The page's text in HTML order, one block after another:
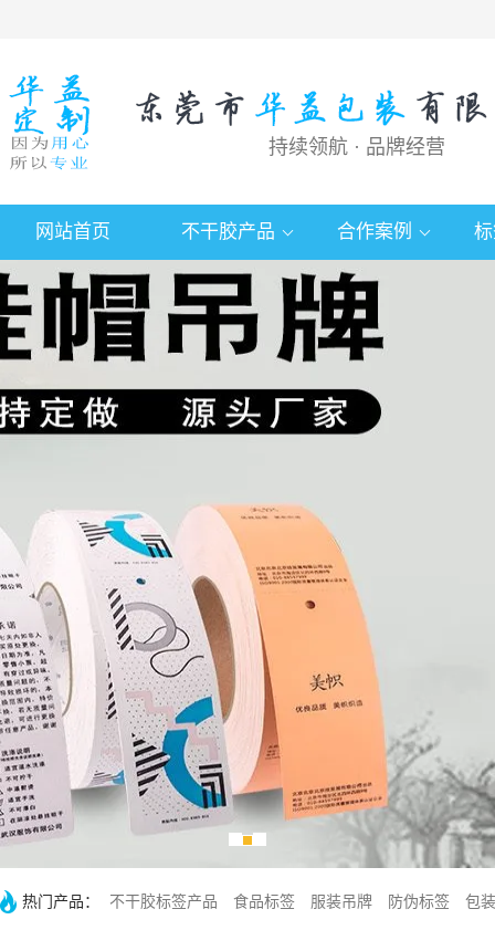
持续领航 · 品牌经营
网站首页 不干胶产品 合作案例
热门产品： 不干胶标签产品 食品标签 服装吊牌 防伪标签 包